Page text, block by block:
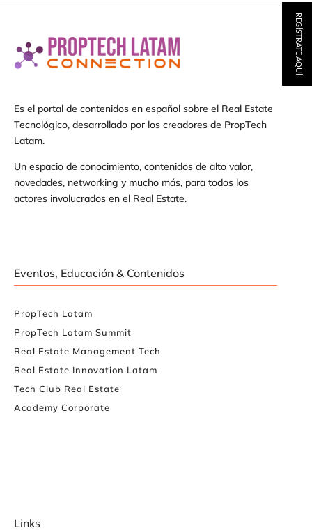
Es el portal de contenidos en español sobre el Real Estate
Tecnológico, desarrollado por los creadores de PropTech
Latam.
Un espacio de conocimiento, contenidos de alto valor,
novedades, networking y mucho más, para todos los
actores involucrados en el Real Estate.
Eventos, Educación & Contenidos
PropTech Latam
PropTech Latam Summit
Real Estate Management Tech
Real Estate Innovation Latam
Tech Club Real Estate
Academy Corporate
Links
REGÍSTRATE AQUÍ